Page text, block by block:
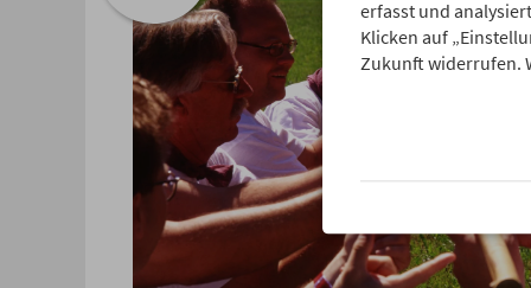
erfasst und
Klicken auf
Zukunft widerrufen.